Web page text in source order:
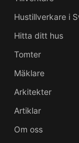
Hustillverkare i
Hitta ditt hus
Tomter
Mäklare
Arkitekter
Artiklar
Om oss